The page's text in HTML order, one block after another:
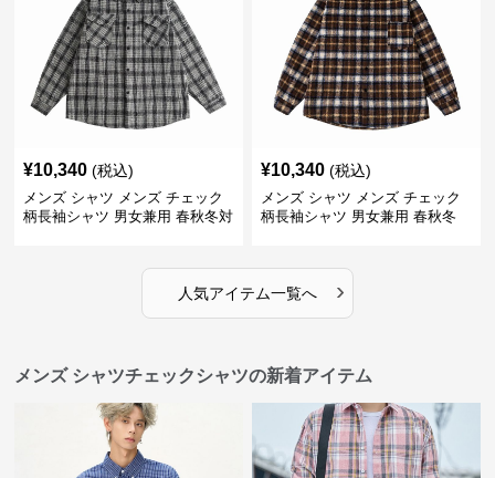
¥10,340 (税込)
メンズ シャツ メンズ チェック
柄長袖シャツ 男女兼用 春秋冬対
¥10,340 (税込)
メンズ シャツ メンズ チェック
柄長袖シャツ 男女兼用 春秋冬
人気アイテム一覧へ ›
メンズ シャツチェックシャツの新着アイテム